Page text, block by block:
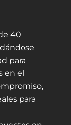
40
para
en el
para